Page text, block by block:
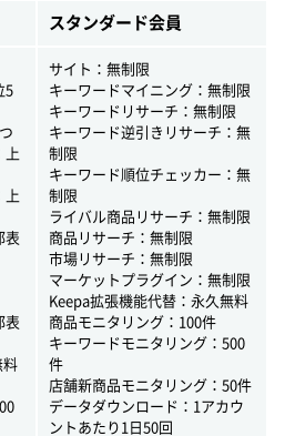
スタンダード会員
5
上
上
表
表
料
サイト：無制限
キーワードマイニング：無制限
キーワードリサーチ：無制限
キーワード逆引きリサーチ：無
制限
キーワード順位チェッカー：無
制限
ライバル商品リサーチ：無制限
商品リサーチ：無制限
市場リサーチ：無制限
マーケットプラグイン：無制限
Keepa拡張機能代替：永久無料
商品モニタリング：100件
キーワードモニタリング：500
件
店舗新商品モニタリング：50件
データダウンロード：1アカウ
ントあたり1日50回